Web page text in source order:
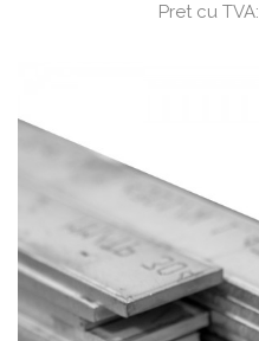
Pret cu TVA: